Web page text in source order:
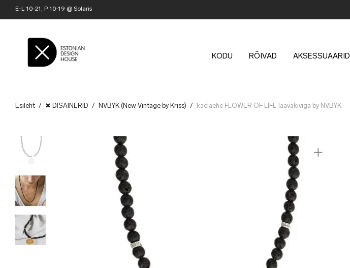
E-L 10-21, P 10-19 @ Solaris
KODU RÕIVAD AKSESSUAARID
Esileht / ✖ DISAINERID / NVBYK (New Vintage by Kriss) / kaelaehe FLOWER OF LIFE laavakiviga by NVBYK